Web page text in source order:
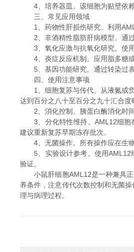
4、培养器皿。该细胞为贴壁依赖
三、常见应用领域
1、药物性肝损伤研究。利用
2、非酒精性脂肪肝病模型。通过
3、氧化应激与抗氧化研究。使用
4、炎症反应机制。应用脂多糖或
5、基因功能研究。通过转染过表
四、使用注意事项
1、细胞复苏与传代。从液氮或负
达到百分之八十至百分之九十汇合
2、消化控制。胰蛋白酶消化时间
3、分化特性维持。AML12细胞在
建议重新复苏早期冻存批次。
4、无菌操作。所有操作应在生物
5、实验设计参考。使用AML12细
验证。
小鼠肝细胞AML12是一种兼具正
养条件，注意传代次数控制和无菌
理与病理过程。